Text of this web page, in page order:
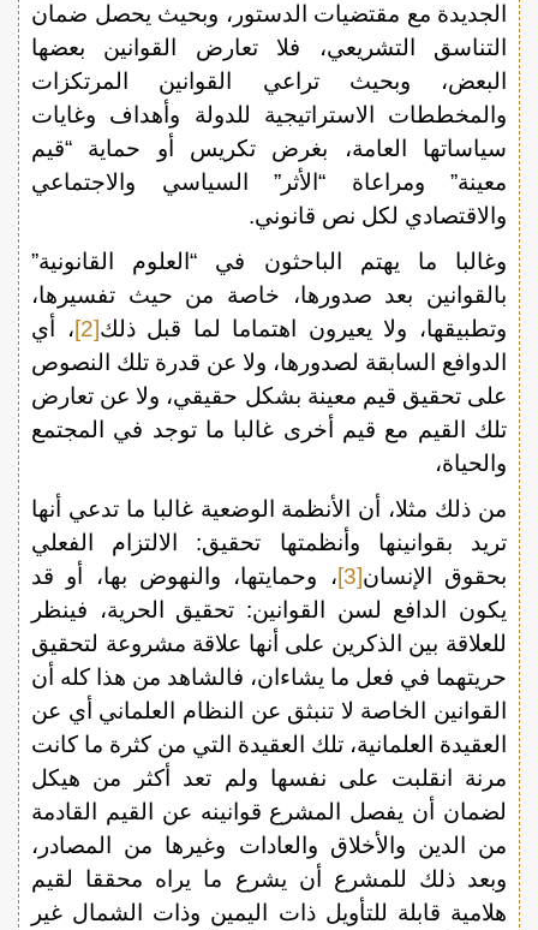
الجديدة مع مقتضيات الدستور، وبحيث يحصل ضمان
التناسق التشريعي، فلا تعارض القوانين بعضها
البعض، وبحيث تراعي القوانين المرتكزات
والمخططات الاستراتيجية للدولة وأهداف وغايات
سياساتها العامة، بغرض تكريس أو حماية “قيم
معينة” ومراعاة “الأثر” السياسي والاجتماعي
والاقتصادي لكل نص قانوني.
وغالبا ما يهتم الباحثون في “العلوم القانونية”
بالقوانين بعد صدورها، خاصة من حيث تفسيرها،
وتطبيقها، ولا يعيرون اهتماما لما قبل ذلك[2]
، أي
الدوافع السابقة لصدورها، ولا عن قدرة تلك النصوص
على تحقيق قيم معينة بشكل حقيقي، ولا عن تعارض
تلك القيم مع قيم أخرى غالبا ما توجد في المجتمع
والحياة،
من ذلك مثلا، أن الأنظمة الوضعية غالبا ما تدعي أنها
تريد بقوانينها وأنظمتها تحقيق: الالتزام الفعلي
بحقوق الإنسان[3]
، وحمايتها، والنهوض بها، أو قد
يكون الدافع لسن القوانين: تحقيق الحرية، فينظر
للعلاقة بين الذكرين على أنها علاقة مشروعة لتحقيق
حريتهما في فعل ما يشاءان، فالشاهد من هذا كله أن
القوانين الخاصة لا تنبثق عن النظام العلماني أي عن
العقيدة العلمانية، تلك العقيدة التي من كثرة ما كانت
مرنة انقلبت على نفسها ولم تعد أكثر من هيكل
لضمان أن يفصل المشرع قوانينه عن القيم القادمة
من الدين والأخلاق والعادات وغيرها من المصادر،
وبعد ذلك للمشرع أن يشرع ما يراه محققا لقيم
هلامية قابلة للتأويل ذات اليمين وذات الشمال غير